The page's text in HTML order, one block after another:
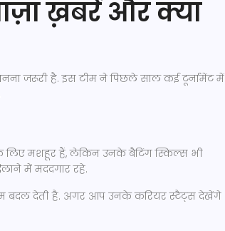
ख़बरें और क्या
जरूरी है. इस टीम ने पिछले साल कई टूर्नामेंट में
लिए मशहूर हैं, लेकिन उनके बैटिंग स्किल्स भी
में मददगार रहे.
बदल देती है. अगर आप उनके करियर स्टैट्स देखेंगे